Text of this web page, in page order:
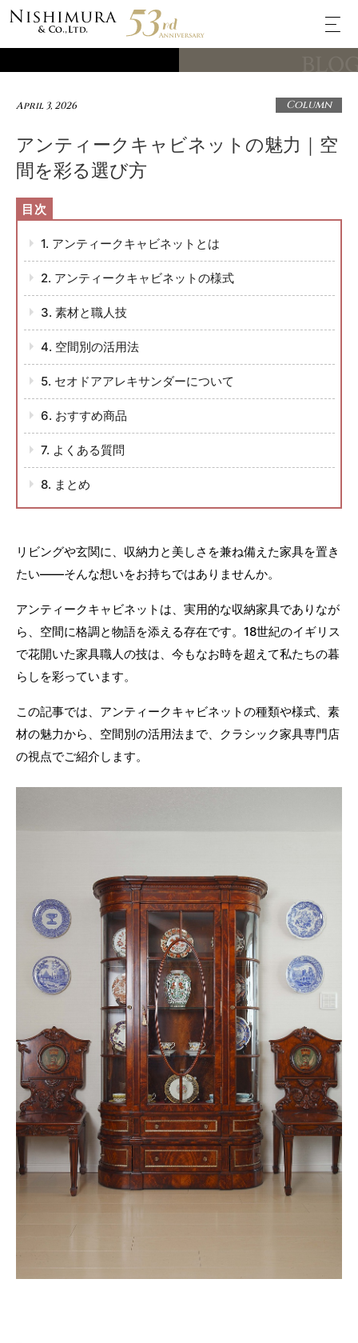
April 3, 2026 Column
アンティークキャビネットの魅力｜空
間を彩る選び方
1. アンティークキャビネットとは
2. アンティークキャビネットの様式
3. 素材と職人技
4. 空間別の活用法
5. セオドアアレキサンダーについて
6. おすすめ商品
7. よくある質問
8. まとめ
リビングや玄関に、収納力と美しさを兼ね備えた家具を置き
たい——そんな想いをお持ちではありませんか。
アンティークキャビネットは、実用的な収納家具でありなが
ら、空間に格調と物語を添える存在です。18世紀のイギリス
で花開いた家具職人の技は、今もなお時を超えて私たちの暮
らしを彩っています。
この記事では、アンティークキャビネットの種類や様式、素
材の魅力から、空間別の活用法まで、クラシック家具専門店
の視点でご紹介します。